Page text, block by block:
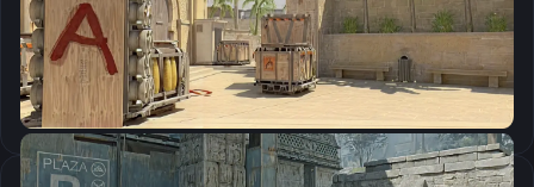
Чувствительность мыши в Windows:
6/11
Ускорение мыши:
0
m_rawinput:
1